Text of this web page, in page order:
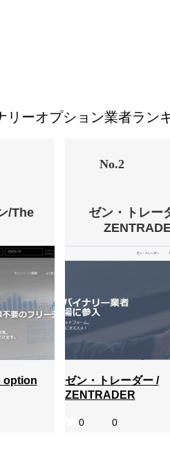
リーオプション業者ラン
/The
option
No.2
ゼン・トレー
ゼン・トレーダー /
ZENTRADER
0 0